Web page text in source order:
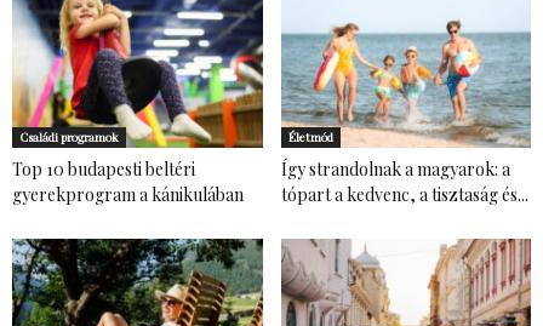
Családi programok
Top 10 budapesti beltéri
gyerekprogram a kánikulában
Életmód
Így strandolnak a magyarok: a
tópart a kedvenc, a tisztaság és...